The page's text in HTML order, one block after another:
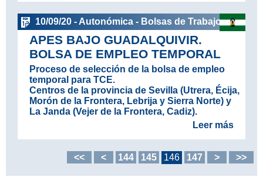
10/09/20 - Autonómica - Bolsas de Trabajo
APES BAJO GUADALQUIVIR.
BOLSA DE EMPLEO TEMPORAL
Proceso de selección de la bolsa de empleo
temporal para TCE.
Centros de la provincia de Sevilla (Utrera, Écija,
Morón de la Frontera, Lebrija y Sierra Norte) y
La Janda (Vejer de la Frontera, Cadiz).
Leer más
<< < 144 145 146 147 > >>